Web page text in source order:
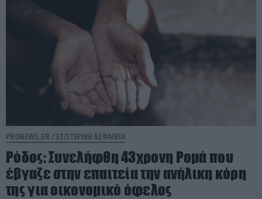
PRONEWS.GR / ΕΣΩΤΕΡΙΚΗ ΑΣΦΑΛΕΙΑ
Ρόδος: Συνελήφθη 43χρονη Ρομά που
έβγαζε στην επαιτεία την ανήλικη κόρη
της για οικονομικό όφελος